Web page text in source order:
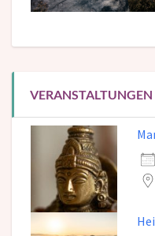
VERANSTALTUNGEN